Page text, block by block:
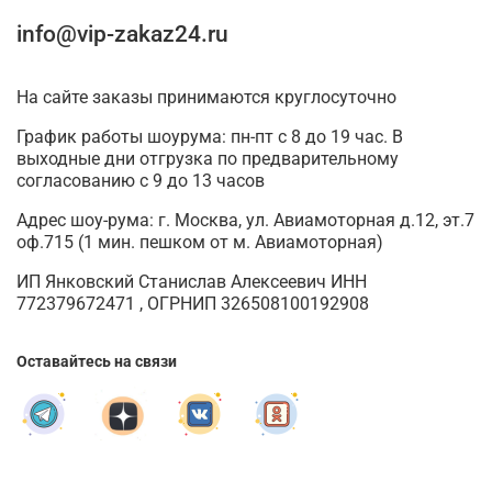
чтобы найти свою вторую половинку.
могут найти поддержку у святой Матроны. Только не стоит
деньгами. Искренние молитвы помогут создать идеальные
условия для того, чтобы своим трудом улучшить
Защищает образ от стихийных бедствий, разных проблем и
злых сил, поэтому стоит иметь икону Матроны в своем доме.
Многие девушки утверждают, что святая Матрона помогла
забеременеть и родить здорового ребенка.
заступницей людей. Именно поэтому к ней часто
людей, которые находятся в плену или заключении.
info@vip-zakaz24.ru
На сайте заказы принимаются круглосуточно
График работы шоурума: пн-пт с 8 до 19 час. В
выходные дни отгрузка по предварительному
согласованию с 9 до 13 часов
Адрес шоу-рума: г. Москва, ул. Авиамоторная д.12, эт.7
оф.715 (1 мин. пешком от м. Авиамоторная)
ИП Янковский Станислав Алексеевич ИНН
772379672471 , ОГРНИП 326508100192908
Оставайтесь на связи